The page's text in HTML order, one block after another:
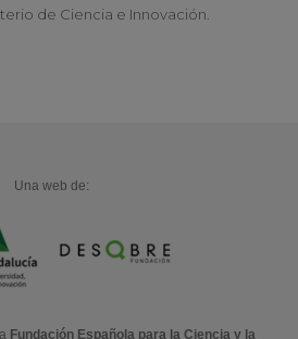
de Ciencia e Innovación.
Una web de:
Fundación Española para la Ciencia y la